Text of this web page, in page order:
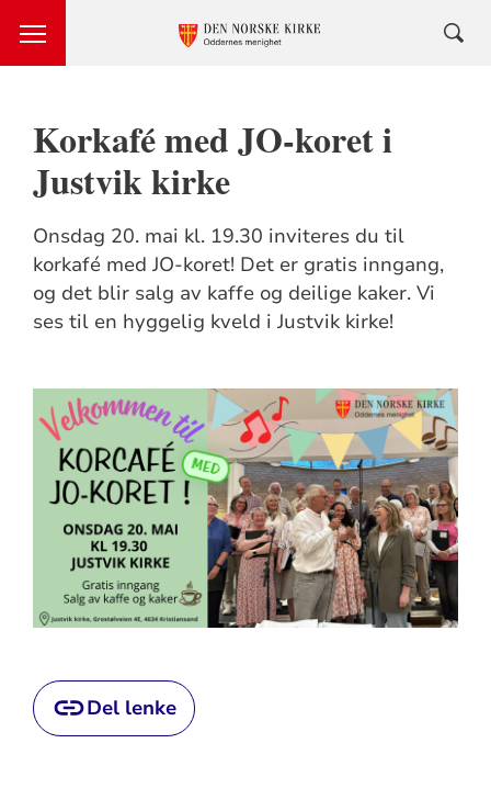
Korkafé med JO-koret i
Justvik kirke
Onsdag 20. mai kl. 19.30 inviteres du til
korkafé med JO-koret! Det er gratis inngang,
og det blir salg av kaffe og deilige kaker. Vi
ses til en hyggelig kveld i Justvik kirke!
Del lenke